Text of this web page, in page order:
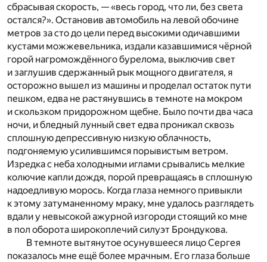
сбрасывая скорость, — «весь город, что ли, без света
остался?». Остановив автомобиль на левой обочине
метров за сто до цели перед высокими одичавшими
кустами можжевельника, издали казавшимися чёрной
горой нагромождённого бурелома, выключив свет
и заглушив сдержанный рык мощного двигателя, я
осторожно вышел из машины и проделал остаток пути
пешком, едва не растянувшись в темноте на мокром
и скользком придорожном щебне. Было почти два часа
ночи, и бледный лунный свет едва проникал сквозь
сплошную депрессивную низкую облачность,
подгоняемую усилившимся порывистым ветром.
Изредка с неба холодными иглами срывались мелкие
колючие капли дождя, порой превращаясь в сплошную
надоедливую морось. Когда глаза немного привыкли
к этому затуманенному мраку, мне удалось разглядеть
вдали у невысокой ажурной изгороди стоящий ко мне
в пол оборота широкоплечий силуэт Брондукова.
В темноте вытянутое осунувшееся лицо Сергея
показалось мне ещё более мрачным. Его глаза больше